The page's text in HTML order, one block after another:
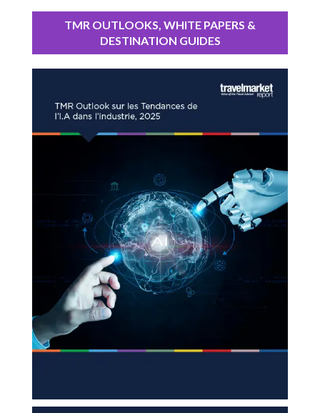
TMR OUTLOOKS, WHITE PAPERS &
DESTINATION GUIDES